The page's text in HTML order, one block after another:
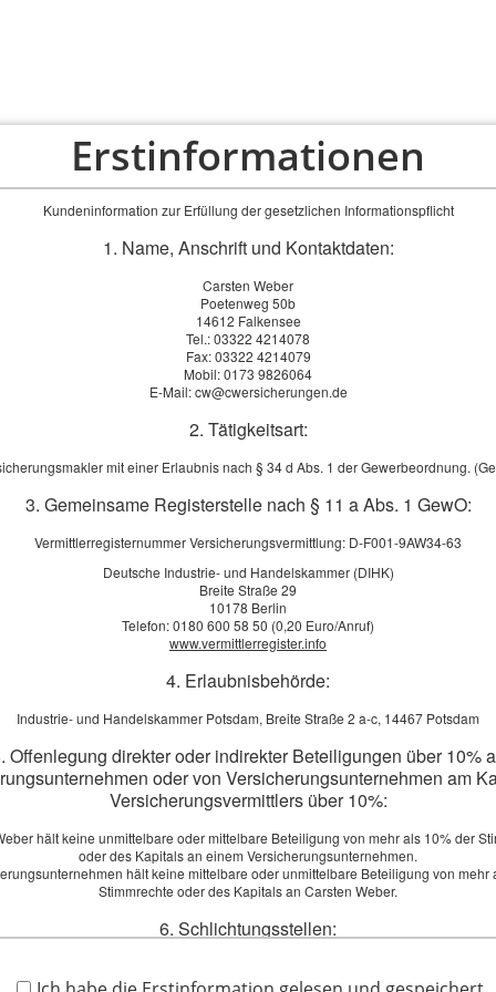
PRIVAT FIRMEN ÜBER UNS SERVICE
Ein Fehler kann schnell weitreichende Konsequenzen
tätige Personen und Institutionen sind einem besonderen
nur im Rahmen der vertraglichen Haftung geltend gemacht
nicht glücklichen Umständen. Lassen Sie sich jetzt
zur Vermögensschadenhaftpflicht anfordern!
Erstinformationen
Kundeninformation zur Erfüllung der gesetzlichen Informationspflicht
1. Name, Anschrift und Kontaktdaten:
Carsten Weber
Poetenweg 50b
14612 Falkensee
Tel.: 03322 4214078
Fax: 03322 4214079
Mobil: 0173 9826064
E-Mail: cw@cwersicherungen.de
2. Tätigkeitsart:
mit einer Erlaubnis nach § 34 d Abs. 1 der Gewerbeordnung.
3. Gemeinsame Registerstelle nach § 11 a Abs. 1 GewO:
Vermittlerregisternummer Versicherungsvermittlung: D-F001-9AW34-63
Deutsche Industrie- und Handelskammer (DIHK)
Breite Straße 29
10178 Berlin
Telefon: 0180 600 58 50 (0,20 Euro/Anruf)
www.vermittlerregister.info
4. Erlaubnisbehörde:
Industrie- und Handelskammer Potsdam, Breite Straße 2 a-c, 14467 Potsdam
Offenlegung direkter oder indirekter Beteiligungen über 10%
oder von Versicherungsunternehmen am
Versicherungsvermittlers über 10%:
hält keine unmittelbare oder mittelbare Beteiligung von mehr als 10% der
oder des Kapitals an einem Versicherungsunternehmen.
hält keine mittelbare oder unmittelbare Beteiligung von mehr
Stimmrechte oder des Kapitals an Carsten Weber.
6. Schlichtungsstellen:
Postfach 08 06 32, 10006 Berlin